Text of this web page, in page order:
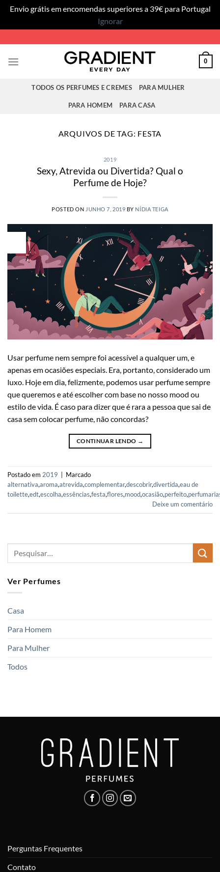
Envio grátis em encomendas superiores a 39€ para Portugal
Ignorar
to
content
0
TODOS OS PERFUMES E CREMES PARA MULHER
PARA HOMEM PARA CASA
ARQUIVOS DE TAG: FESTA
2019
Sexy, Atrevida ou Divertida? Qual o
Perfume de Hoje?
POSTED ON JUNHO 7, 2019 BY NÍDIA TEIGA
Usar perfume nem sempre foi acessível a qualquer um, e
apenas em ocasiões especiais. Era, portanto, considerado um
luxo. Hoje em dia, felizmente, podemos usar perfume sempre
que queremos e até escolher com base no nosso mood ou
estilo de vida. É caso para dizer que é rara a pessoa que sai de
casa sem colocar perfume, não concordas?
CONTINUAR LENDO →
Postado em 2019
Marcado
alternativa,aroma,atrevida,complementar,descobrir,divertida,eau de
toilette,edt,escolha,essências,festa,flores,mood,ocasião,perfeito,
Deixe um comentário
Ver Perfumes
Casa
Para Homem
Para Mulher
Todos
Perguntas Frequentes
Contato